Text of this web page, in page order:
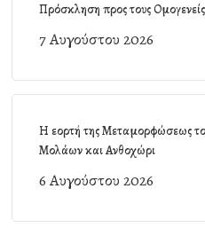
Πρόσκληση προς τους
7 Αυγούστου 2026
Η εορτή της Μεταμορφώσεως
Μολάων και Ανθοχώρι
6 Αυγούστου 2026